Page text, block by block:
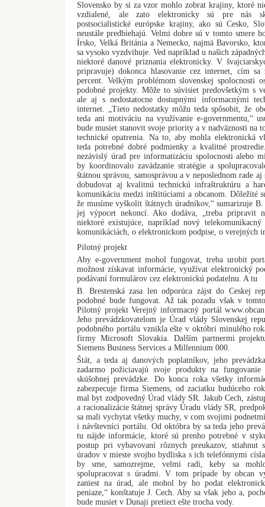
Slovensko by si za vzor mohlo zobrat krajiny, ktoré
vzdialené, ale zato elektronicky sú pre nás
postsocialistické európske krajiny, ako sú Cesko,
neustále predbiehajú. Velmi dobre sú v tomto smere
Írsko, Velká Británia a Nemecko, najmä Bavorsko,
sa vysoko vyzdvihuje. Ved napríklad u našich
niektoré danové priznania elektronicky. V
pripravuje) dokonca hlasovanie cez internet, cím
percent. Velkým problémom slovenskej spolocnosti
podobné projekty. Môže to súvisiet predovšetkým s
ale aj s nedostatocne dostupnými informacnými
internet. „Tieto nedostatky môžu teda spôsobit, že
teda ani motiváciu na využívanie e-governmentu,“
bude musiet stanovit svoje priority a v nadväznosti na
technické opatrenia. Na to, aby mohla elektronická
teda potrebné dobré podmienky a kvalitné
nezávislý úrad pre informatizáciu spolocnosti alebo
by koordinovalo zavádzanie stratégie a
štátnou správou, samosprávou a v neposlednom rade
dobudovat aj kvalitnú technickú infraštruktúru a
komunikáciu medzi inštitúciami a obcanom. Dôležité
že musíme vyškolit štátnych úradníkov,“ sumarizuje B.
jej výpocet nekoncí. Ako dodáva, „treba pripravit
niektoré existujúce, napríklad nový
komunikáciách, o elektronickom podpise, o verejných
Pilotný projekt
Aby e-government mohol fungovat, treba urobit
možnost získavat informácie, využívat elektronický
podávaní formulárov cez elektronickú podatelnu. A tu
B. Brestenská zasa len odporúca zájst do Ceskej
podobné bude fungovat. Až tak pozadu však v
Pilotný projekt Verejný informacný portál
Jeho prevádzkovatelom je Úrad vlády Slovenskej
podobného portálu vznikla ešte v októbri minulého
firmy Microsoft Slovakia. Dalším partnermi
Siemens Business Services a Millennium 000.
Štát, a teda aj danových poplatníkov, jeho
zadarmo požiciavajú svoje produkty na
skúšobnej prevádzke. Do konca roka všetky
zabezpecuje firma Siemens, od zaciatku budúceho
mal byt zodpovedný Úrad vlády SR. Jakub Cech,
a racionalizácie štátnej správy Úradu vlády SR,
sa mali vychytat všetky muchy, v com svojimi
i návštevníci portálu. Od októbra by sa teda jeho
tu nájde informácie, ktoré sú prenho potrebné v
postup pri vybavovaní rôznych preukazov,
úradov v mieste svojho bydliska s ich telefónnymi
by sme, samozrejme, velmi radi, keby sa
spolupracovat s úradmi. V tom prípade by obcan
zaniest na úrad, ale mohol by ho podat
peniaze,“ konštatuje J. Cech. Aby sa však jeho a,
bude musiet v Dunaji pretiect ešte trocha vody.